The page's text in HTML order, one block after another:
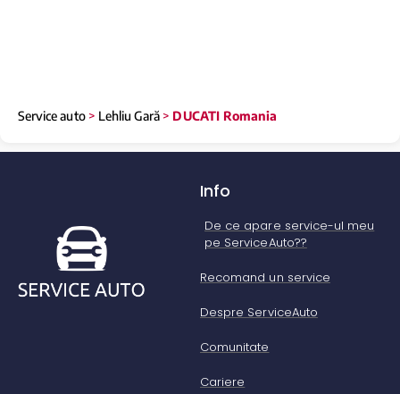
Service auto> Lehliu Gară > DUCATI Romania
Info
De ce apare service-ul meu
pe ServiceAuto??
Recomand un service
Despre ServiceAuto
Comunitate
Cariere